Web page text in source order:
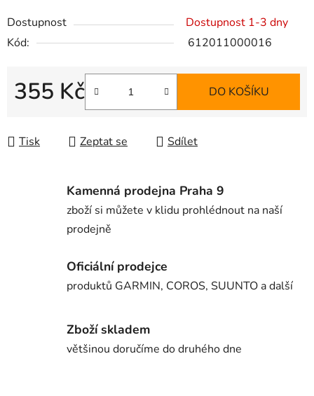
Dostupnost
Dostupnost 1-3 dny
Kód:
612011000016
355 Kč DO KOŠÍKU
Tisk Zeptat se Sdílet
Kamenná prodejna Praha 9
zboží si můžete v klidu prohlédnout na naší
prodejně
Oficiální prodejce
produktů GARMIN, COROS, SUUNTO a další
Zboží skladem
většinou doručíme do druhého dne